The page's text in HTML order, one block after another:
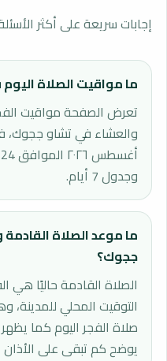
إجابات سريعة على أكثر
ما مواقيت الصلاة
تعرض الصفحة مواقيت
وجدول 7 أيام.
ما موعد الصلاة
ججوك؟
التوقيت المحلي
صلاة الفجر اليوم كما
يوضح كم تبقى على الأذان